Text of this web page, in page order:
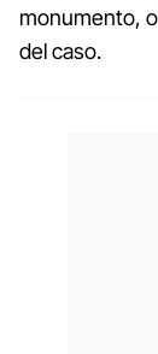
monumento,
del caso.